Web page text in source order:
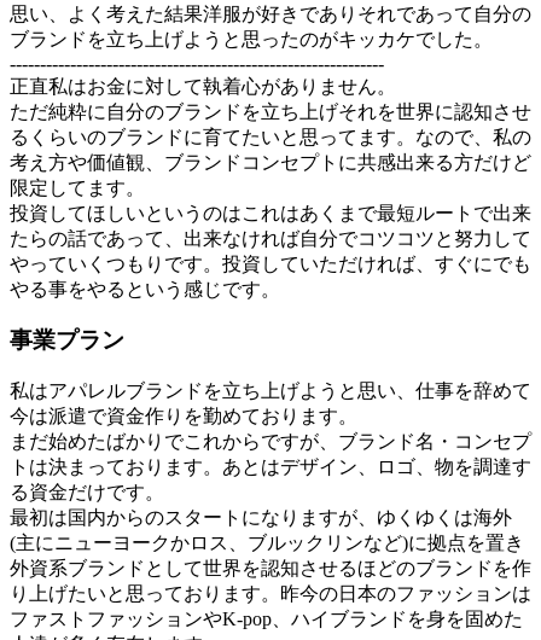
思い、よく考えた結果洋服が好きでありそれであって自分の
ブランドを立ち上げようと思ったのがキッカケでした。
--------------------------------------------------------------
正直私はお金に対して執着心がありません。
ただ純粋に自分のブランドを立ち上げそれを世界に認知させ
るくらいのブランドに育てたいと思ってます。なので、私の
考え方や価値観、ブランドコンセプトに共感出来る方だけど
限定してます。
投資してほしいというのはこれはあくまで最短ルートで出来
たらの話であって、出来なければ自分でコツコツと努力して
やっていくつもりです。投資していただければ、すぐにでも
やる事をやるという感じです。
事業プラン
私はアパレルブランドを立ち上げようと思い、仕事を辞めて
今は派遣で資金作りを勤めております。
まだ始めたばかりでこれからですが、ブランド名・コンセプ
トは決まっております。あとはデザイン、ロゴ、物を調達す
る資金だけです。
最初は国内からのスタートになりますが、ゆくゆくは海外
(主にニューヨークかロス、ブルックリンなど)に拠点を置き
外資系ブランドとして世界を認知させるほどのブランドを作
り上げたいと思っております。昨今の日本のファッションは
ファストファッションやK-pop、ハイブランドを身を固めた